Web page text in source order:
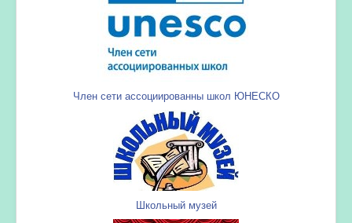
Член сети ассоциированны школ ЮНЕСКО
Школьный музей